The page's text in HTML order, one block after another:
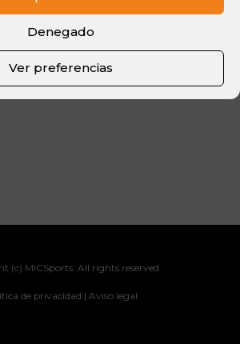
Denegado
Ver preferencias
(c) MICSports. All rights reserved.
de privacidad | Aviso legal